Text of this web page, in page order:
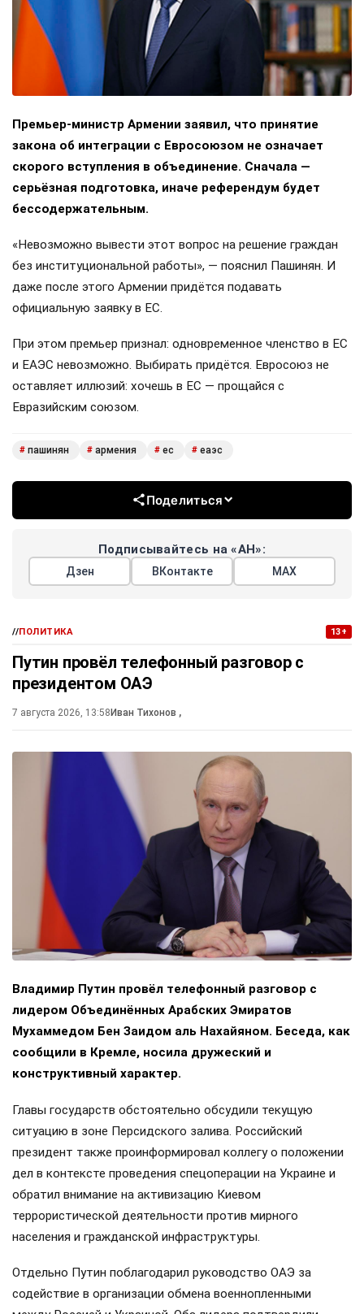
Премьер-министр Армении заявил, что принятие
закона об интеграции с Евросоюзом не означает
скорого вступления в объединение. Сначала —
серьёзная подготовка, иначе референдум будет
бессодержательным.
«Невозможно вывести этот вопрос на решение граждан
без институциональной работы», — пояснил Пашинян. И
даже после этого Армении придётся подавать
официальную заявку в ЕС.
При этом премьер признал: одновременное членство в ЕС
и ЕАЭС невозможно. Выбирать придётся. Евросоюз не
оставляет иллюзий: хочешь в ЕС — прощайся с
Евразийским союзом.
# пашинян # армения # ес # еаэс
Поделиться
Подписывайтесь на «АН»:
Дзен ВКонтакте МАХ
//ПОЛИТИКА 13+
Путин провёл телефонный разговор с
президентом ОАЭ
7 августа 2026, 13:58Иван Тихонов ,
Владимир Путин провёл телефонный разговор с
лидером Объединённых Арабских Эмиратов
Мухаммедом Бен Заидом аль Нахайяном. Беседа, как
сообщили в Кремле, носила дружеский и
конструктивный характер.
Главы государств обстоятельно обсудили текущую
ситуацию в зоне Персидского залива. Российский
президент также проинформировал коллегу о положении
дел в контексте проведения спецоперации на Украине и
обратил внимание на активизацию Киевом
террористической деятельности против мирного
населения и гражданской инфраструктуры.
Отдельно Путин поблагодарил руководство ОАЭ за
содействие в организации обмена военнопленными